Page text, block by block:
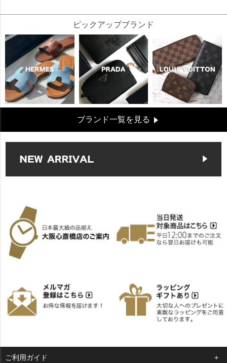
ピックアップブランド
ブランド一覧を見る
ご利用ガイド